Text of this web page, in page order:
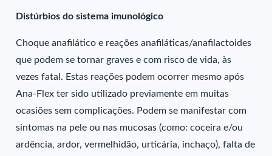
Distúrbios do sistema imunológico
Choque anafilático e reações anafiláticas/anafilactoides
que podem se tornar graves e com risco de vida, às
vezes fatal. Estas reações podem ocorrer mesmo após
Ana-Flex ter sido utilizado previamente em muitas
ocasiões sem complicações. Podem se manifestar com
sintomas na pele ou nas mucosas (como: coceira e/ou
ardência, ardor, vermelhidão, urticária, inchaço), falta de